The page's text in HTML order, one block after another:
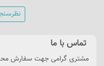
تماس با ما
مشتری گرامی جهت سفارش